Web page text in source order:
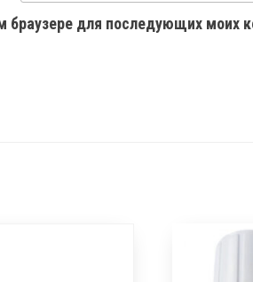
браузере для последующих моих